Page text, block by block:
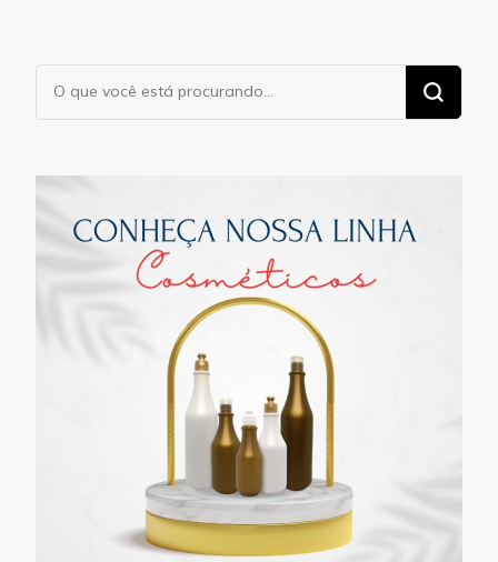
Procurando
algo?